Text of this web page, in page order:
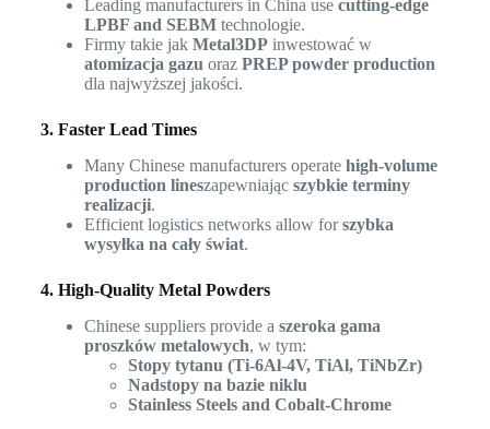
Leading manufacturers in China use cutting-edge
LPBF and SEBMtechnologie.
Firmy takie jak Metal3DPinwestować w
atomizacja gazu oraz PREP powder production
dla najwyższej jakości.
3. Faster Lead Times
Many Chinese manufacturers operate high-volume
production lineszapewniając szybkie terminy
realizacji.
Efficient logistics networks allow forszybka
wysyłka na cały świat.
4. High-Quality Metal Powders
Chinese suppliers provide a szeroka gama
proszków metalowych, w tym:
Stopy tytanu (Ti-6Al-4V, TiAl, TiNbZr)
Nadstopy na bazie niklu
Stainless Steels and Cobalt-Chrome